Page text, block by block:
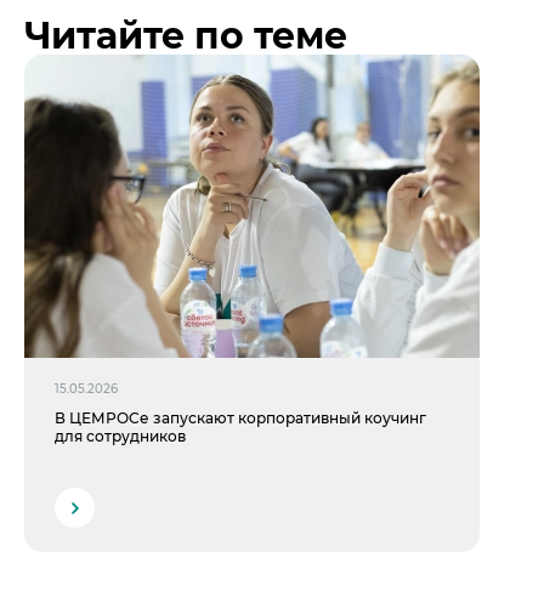
Читайте по теме
15.05.2026
В ЦЕМРОСе запускают корпоративный коучинг
для сотрудников